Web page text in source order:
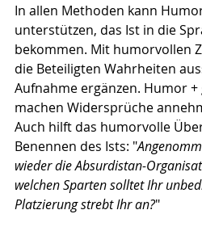
In allen Methoden kann
unterstützen, das Ist in die
bekommen. Mit humorvollen
die Beteiligten Wahrheiten
Aufnahme ergänzen. Humor
machen Widersprüche
Auch hilft das humorvolle
Benennen des Ists: "
wieder die Absurdistan-
welchen Sparten solltet Ihr
Platzierung strebt Ihr an?"